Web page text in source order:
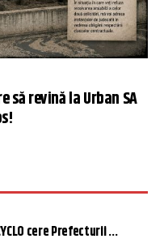
să revină la Urban SA
cere Prefecturii ...